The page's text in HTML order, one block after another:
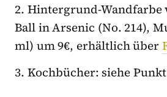
2. Hintergrund-Wandfarbe
Ball in Arsenic (No. 214),
ml) um 9€, erhältlich über
3. Kochbücher: siehe